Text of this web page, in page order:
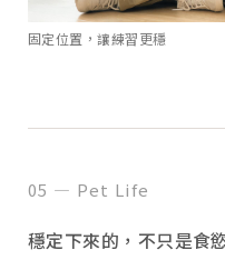
固定位置，讓練習更穩
05 — Pet Life
穩定下來的，不只是食